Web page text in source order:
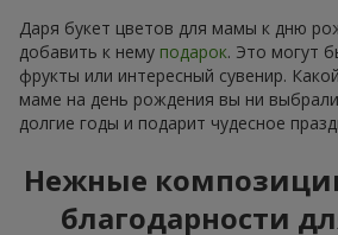
Даря букет цветов для мамы к дню
добавить к нему подарок. Это могут
фрукты или интересный сувенир.
маме на день рождения вы ни
долгие годы и подарит чудесное
Нежные
благодарности